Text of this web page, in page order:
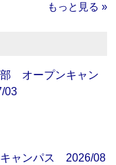
もっと見る »
部 オープンキャン
03
ャンパス 2026/08